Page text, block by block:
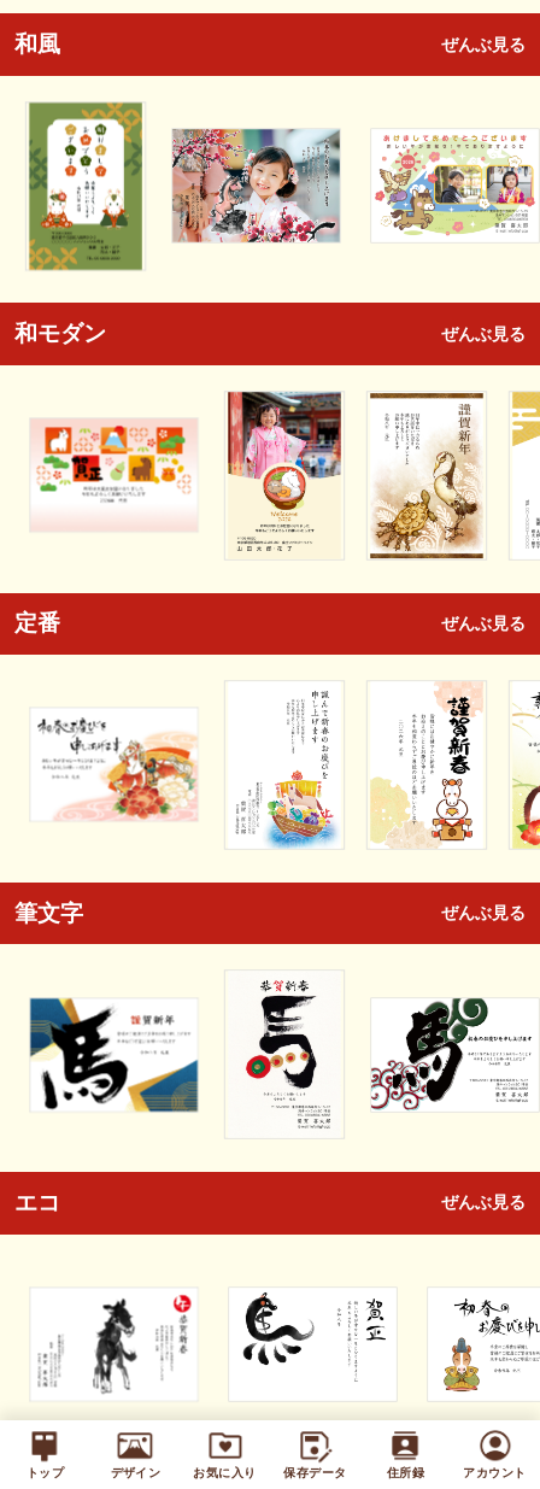
トップ デザイン お気に入り 保存データ 住所録 アカウント
和風 ぜんぶ見る
和モダン ぜんぶ見る
定番 ぜんぶ見る
筆文字 ぜんぶ見る
エコ ぜんぶ見る